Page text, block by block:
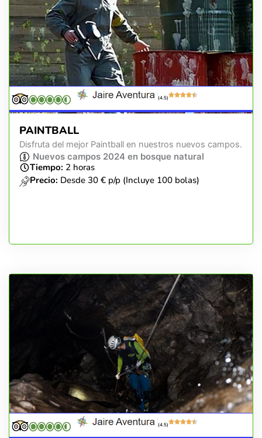
(4.5)
PAINTBALL
Disfruta del mejor Paintball en nuestros nuevos campos.
Nuevos campos 2024 en bosque natural
Tiempo: 2 horas
Precio: Desde 30 € p/p (Incluye 100 bolas)
(4.5)